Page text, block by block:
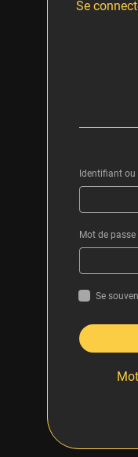
Se
Identifiant ou
Mot de passe
Se